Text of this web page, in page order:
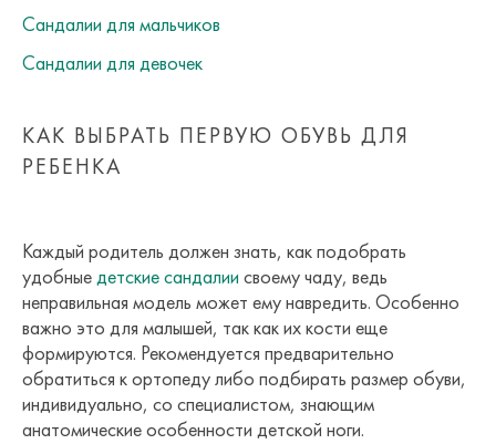
Сандалии для мальчиков
Сандалии для девочек
КАК ВЫБРАТЬ ПЕРВУЮ ОБУВЬ ДЛЯ
РЕБЕНКА
Каждый родитель должен знать, как подобрать
удобныедетские сандалии своему чаду, ведь
неправильная модель может ему навредить. Особенно
важно это для малышей, так как их кости еще
формируются. Рекомендуется предварительно
обратиться к ортопеду либо подбирать размер обуви,
индивидуально, со специалистом, знающим
анатомические особенности детской ноги.